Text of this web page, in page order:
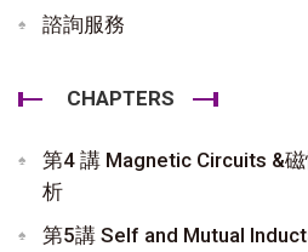
諮詢服務
CHAPTERS
第4 講 Magnetic Circuits &
析
第5講 Self and Mutual